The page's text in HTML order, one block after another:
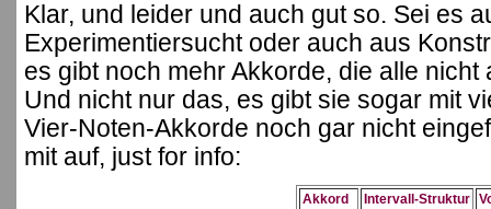
Klar, und leider und auch gut so. Sei es
Experimentiersucht oder auch aus
es gibt noch mehr Akkorde, die alle
Und nicht nur das, es gibt sie sogar mit
Vier-Noten-Akkorde noch gar nicht
mit auf, just for info:
Akkord Intervall-Struktur